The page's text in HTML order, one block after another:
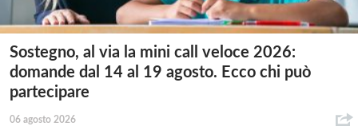
Sostegno, al via la mini call veloce 2026:
domande dal 14 al 19 agosto. Ecco chi può
partecipare
06 agosto 2026